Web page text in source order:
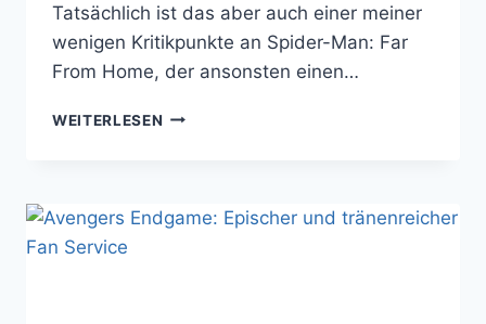
Tatsächlich ist das aber auch einer meiner
wenigen Kritikpunkte an Spider-Man: Far
From Home, der ansonsten einen…
WEITERLESEN SPIDER-
IST